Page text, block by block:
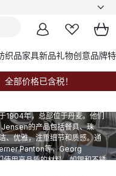
织品家具新品礼物创意品牌
部价格已含税！
1904年，总部位于丹麦。他们
的产品包括餐具、珠
、优雅，注重细节和质感。通
Panton等，Georg
用高品质的材料，如银和不锈
计不仅在家庭中受到欢迎，